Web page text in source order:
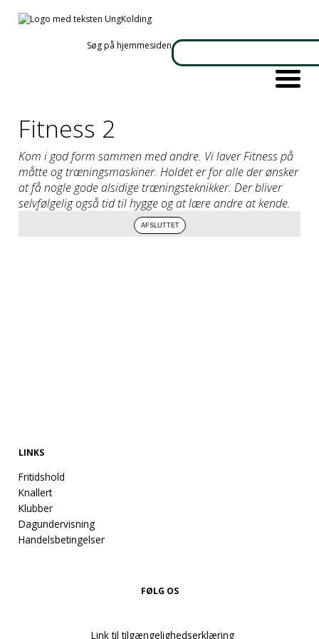
Søg på hjemmesiden
Fitness 2
Kom i god form sammen med andre. Vi laver Fitness på
måtte og træningsmaskiner. Holdet er for alle der ønsker
at få nogle gode alsidige træningsteknikker. Der bliver
selvfølgelig også tid til hygge og at lære andre at kende.
LINKS
Fritidshold
Knallert
Klubber
Dagundervisning
Handelsbetingelser
FØLG OS
Link til tilgængelighedserklæring